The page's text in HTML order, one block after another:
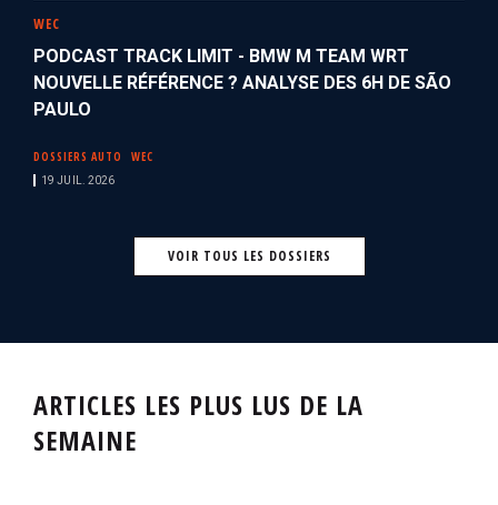
WEC
PODCAST TRACK LIMIT - BMW M TEAM WRT
NOUVELLE RÉFÉRENCE ? ANALYSE DES 6H DE SÃO
PAULO
DOSSIERS AUTO WEC
19 JUIL. 2026
VOIR TOUS LES DOSSIERS
ARTICLES LES PLUS LUS DE LA
SEMAINE